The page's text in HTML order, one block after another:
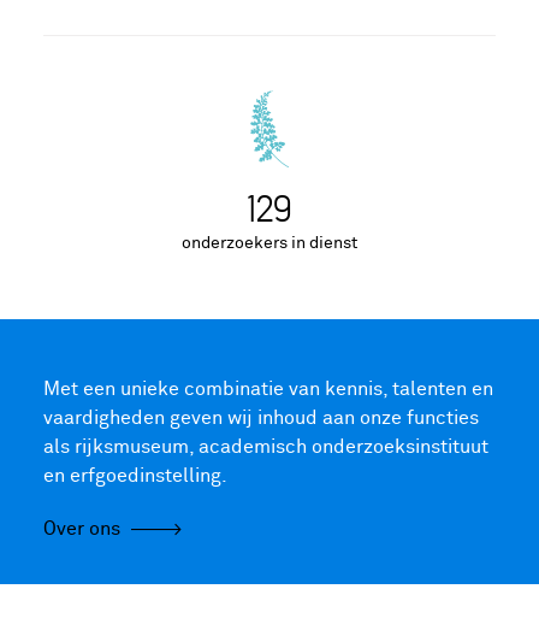
129
onderzoekers in dienst
Met een unieke combinatie van kennis, talenten en
vaardigheden geven wij inhoud aan onze functies
als rijksmuseum, academisch onderzoeksinstituut
en erfgoedinstelling.
Over ons